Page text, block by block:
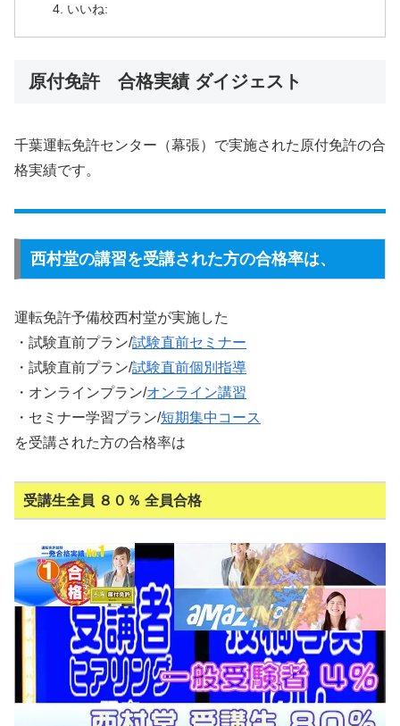
いいね:
原付免許 合格実績 ダイジェスト
千葉運転免許センター（幕張）で実施された原付免許の合
格実績です。
西村堂の講習を受講された方の合格率は、
運転免許予備校西村堂が実施した
・試験直前プラン/試験直前セミナー
・試験直前プラン/試験直前個別指導
・オンラインプラン/オンライン講習
・セミナー学習プラン/短期集中コース
を受講された方の合格率は
受講生全員 ８０％ 全員合格